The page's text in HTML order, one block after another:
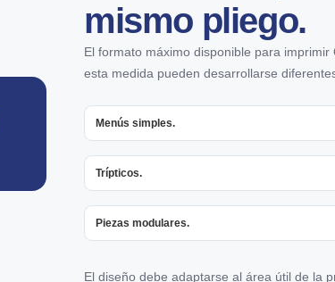
mismo pliego.
El formato máximo disponible para
esta medida pueden desarrollarse
Menús simples.
Trípticos.
Piezas modulares.
El diseño debe adaptarse al área útil de la